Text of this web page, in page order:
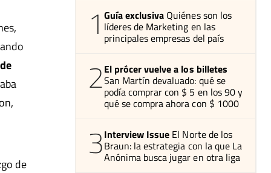
de
1 Guía exclusiva Quiénes son los
líderes de Marketing en las
principales empresas del país
2El prócer vuelve a los billetes
San Martín devaluado: qué se
podía comprar con $ 5 en los 90 y
qué se compra ahora con $ 1000
3Interview Issue El Norte de los
Braun: la estrategia con la que La
Anónima busca jugar en otra liga